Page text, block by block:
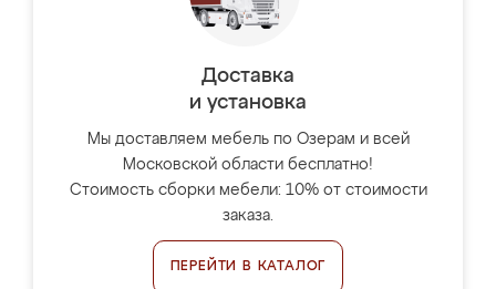
Доставка
и установка
Мы доставляем мебель по Озерам и всей
Московской области бесплатно!
Стоимость сборки мебели: 10% от стоимости
заказа.
ПЕРЕЙТИ В КАТАЛОГ